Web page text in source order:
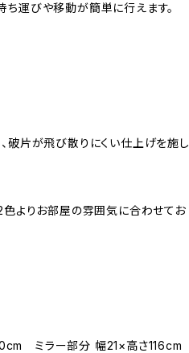
ち運びや移動が簡単に行えます。
破片が飛び散りにくい仕上げを施し
色よりお部屋の雰囲気に合わせてお
ミラー部分 幅21×高さ116cm